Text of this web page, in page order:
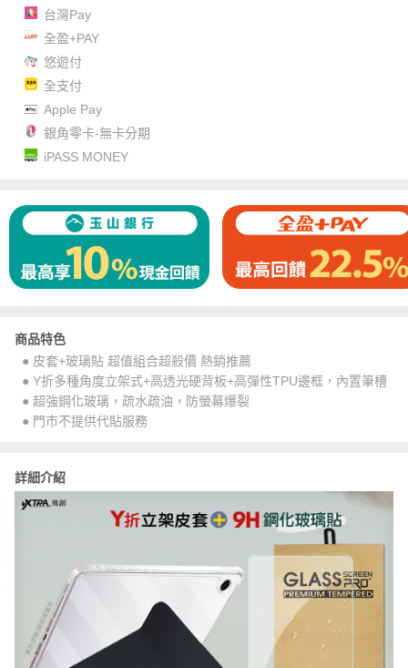
台灣Pay
全盈+PAY
悠遊付
全支付
Apple Pay
銀角零卡-無卡分期
iPASS MONEY
商品特色
● 皮套+玻璃貼 超值組合超殺價 熱銷推薦
● Y折多種角度立架式+高透光硬背板+高彈性TPU邊框，內置筆槽
● 超強鋼化玻璃，疏水疏油，防螢幕爆裂
● 門市不提供代貼服務
詳細介紹